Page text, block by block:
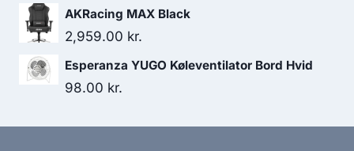
AKRacing MAX Black
2,959.00 kr.
Esperanza YUGO Køleventilator Bord Hvid
98.00 kr.